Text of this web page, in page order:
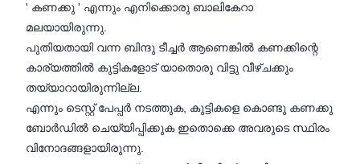
' കണക്കു ' എന്നും എനിക്കൊരു ബാലികേറാ
മലയായിരുന്നു.
പുതിയതായി വന്ന ബിന്ദു ടീച്ചർ ആണെങ്കിൽ കണക്കിന്റെ
കാര്യത്തിൽ കുട്ടികളോട് യാതൊരു വിട്ടു വീഴ്ചക്കും
തയ്യാറായിരുന്നില്ല.
എന്നും ടെസ്റ്റ്‌ പേപ്പർ നടത്തുക, കുട്ടികളെ കൊണ്ടു കണക്കു
ബോർഡിൽ ചെയ്യിപ്പിക്കുക ഇതൊക്കെ അവരുടെ സ്ഥിരം
വിനോദങ്ങളായിരുന്നു.